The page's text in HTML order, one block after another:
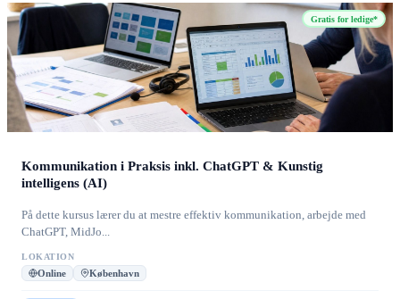
Gratis for ledige*
Kommunikation i Praksis inkl. ChatGPT & Kunstig
intelligens (AI)
På dette kursus lærer du at mestre effektiv kommunikation, arbejde med
ChatGPT, MidJo...
LOKATION
Online København